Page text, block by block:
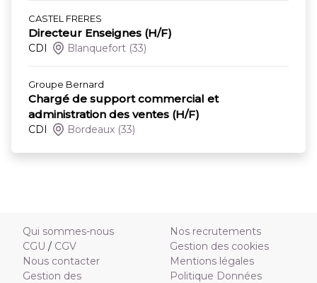
CASTEL FRERES
Directeur Enseignes (H/F)
CDI Blanquefort (33)
Groupe Bernard
Chargé de support commercial et
administration des ventes (H/F)
CDI Bordeaux (33)
Qui sommes-nous
CGU / CGV
Nous contacter
Gestion des
Nos recrutements
Gestion des cookies
Mentions légales
Politique Données